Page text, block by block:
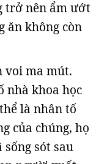
trở nên ẩm ướt
ăn không còn
voi ma mút.
nhà khoa học
là nhân tố
của chúng, họ
sót sau